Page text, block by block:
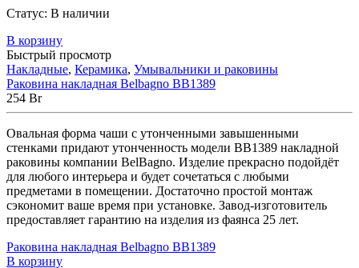
Статус: В наличии
В корзину
Быстрый просмотр
Накладные, Керамика, Умывальники и раковины
Раковина накладная Belbagno BB1389
254 Br
Овальная форма чаши с утонченными завышенными
стенками придают утонченность модели ВВ1389 накладной
раковины компании BelBagno. Изделие прекрасно подойдёт
для любого интерьера и будет сочетаться с любыми
предметами в помещении. Достаточно простой монтаж
сэкономит ваше время при установке. Завод-изготовитель
предоставляет гарантию на изделия из фаянса 25 лет.
Раковина накладная Belbagno BB1389
В корзину